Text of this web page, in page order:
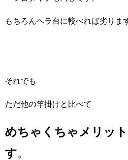
もちろんヘラ台に較べれば劣りま
それでも
ただ他の竿掛けと比べて
めちゃくちゃメリッ
す。